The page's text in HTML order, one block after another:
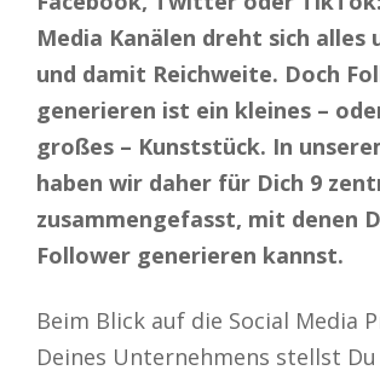
Media Kanälen dreht sich alles
und damit Reichweite. Doch
generieren ist ein kleines –
großes – Kunststück. In
haben wir daher für Dich 9
zusammengefasst, mit denen
Follower generieren kannst.
Beim Blick auf die Social Media
Deines Unternehmens stellst